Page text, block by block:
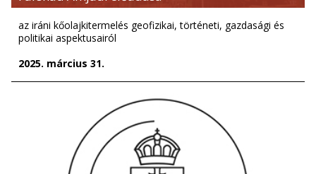
az iráni kőolajkitermelés geofizikai, történeti, gazdasági és
politikai aspektusairól
2025. március 31.